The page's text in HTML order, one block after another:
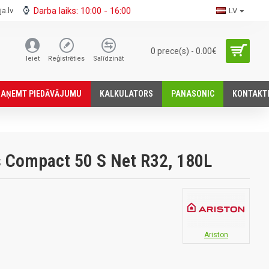
Darba laiks: 10:00 - 16:00 LV
Ieiet Reģistrēties Salīdzināt
0 prece(s) - 0.00€
PIEDĀVĀJUMU KALKULATORS PANASONIC KONTAKTI
50 S Net R32, 180L
Ariston